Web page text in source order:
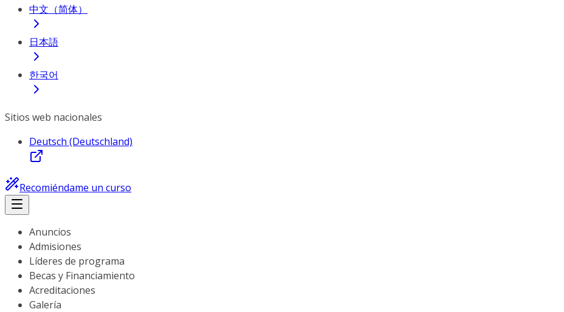
中文（简体）
日本語
한국어
Sitios web nacionales
Deutsch (Deutschland)
Recomiéndame un curso
Anuncios
Admisiones
Líderes de programa
Becas y Financiamiento
Acreditaciones
Galería